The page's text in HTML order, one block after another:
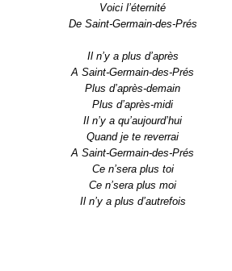
Voici l’éternité
De Saint-Germain-des-Prés
Il n’y a plus d’après
A Saint-Germain-des-Prés
Plus d’après-demain
Plus d’après-midi
Il n’y a qu’aujourd’hui
Quand je te reverrai
A Saint-Germain-des-Prés
Ce n’sera plus toi
Ce n’sera plus moi
Il n’y a plus d’autrefois